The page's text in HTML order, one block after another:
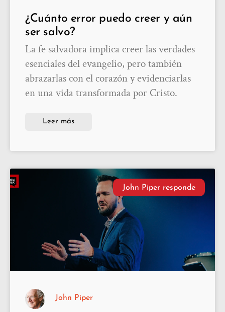
¿Cuánto error puedo creer y aún
ser salvo?
La fe salvadora implica creer las verdades
esenciales del evangelio, pero también
abrazarlas con el corazón y evidenciarlas
en una vida transformada por Cristo.
Leer más
John Piper responde
John Piper